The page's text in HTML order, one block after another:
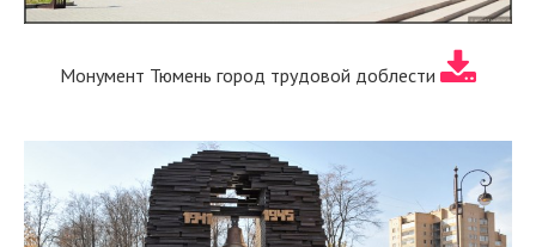
Монумент Тюмень город трудовой доблести